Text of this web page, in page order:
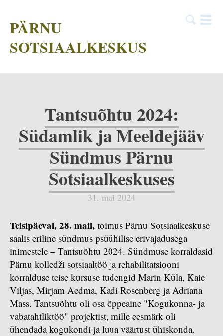
PÄRNU
SOTSIAALKESKUS
Tantsuõhtu 2024:
Südamlik ja Meeldejääv
Sündmus Pärnu
Sotsiaalkeskuses
31. mai 2024
Teisipäeval, 28. mail, toimus Pärnu Sotsiaalkeskuse
saalis eriline sündmus psüühilise erivajadusega
inimestele – Tantsuõhtu 2024. Sündmuse korraldasid
Pärnu kolledži sotsiaaltöö ja rehabilitatsiooni
korralduse teise kursuse tudengid Marin Küla, Kaie
Viljas, Mirjam Aedma, Kadi Rosenberg ja Adriana
Mass. Tantsuõhtu oli osa õppeaine "Kogukonna- ja
vabatahtliktöö" projektist, mille eesmärk oli
ühendada kogukondi ja luua väärtust ühiskonda.